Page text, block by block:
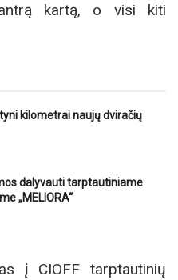
antrą kartą, o visi kiti
kilometrai naujų dviračių
dalyvauti tarptautiniame
„MELIORA“
į CIOFF tarptautinių